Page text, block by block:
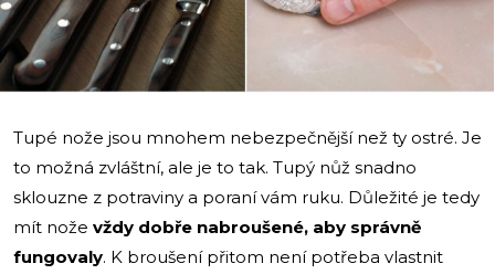
Tupé nože jsou mnohem nebezpečnější než ty ostré. Je
to možná zvláštní, ale je to tak. Tupý nůž snadno
sklouzne z potraviny a poraní vám ruku. Důležité je tedy
mít nože vždy dobře nabroušené, aby správně
fungovaly. K broušení přitom není potřeba vlastnit